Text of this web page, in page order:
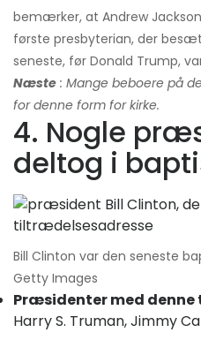
bemærker, at Andrew
første presbyterian, der
seneste, før Donald Trump,
Næste : Mange beboere på
for denne form for kirke.
4. Nogle
deltog i
Bill Clinton var den seneste
Getty Images
Præsidenter med denne
Harry S. Truman, Jimmy